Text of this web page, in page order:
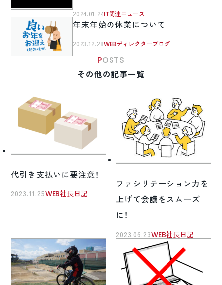
2024.01.24IT関連ニュース
年末年始の休業について
2023.12.28WEBディレクターブログ
POSTS
その他の記事一覧
代引き支払いに要注意！
2023.11.25WEB社長日記
ファシリテーション力を
上げて会議をスムーズ
に！
2023.06.23WEB社長日記